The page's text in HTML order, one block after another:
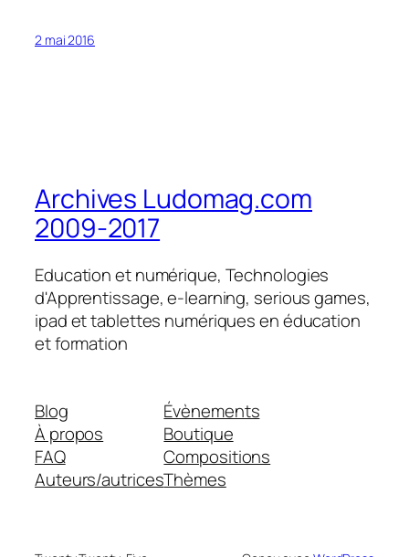
2 mai 2016
Archives Ludomag.com
2009-2017
Education et numérique, Technologies
d'Apprentissage, e-learning, serious games,
ipad et tablettes numériques en éducation
et formation
Blog
À propos
FAQ
Auteurs/autrices
Évènements
Boutique
Compositions
Thèmes